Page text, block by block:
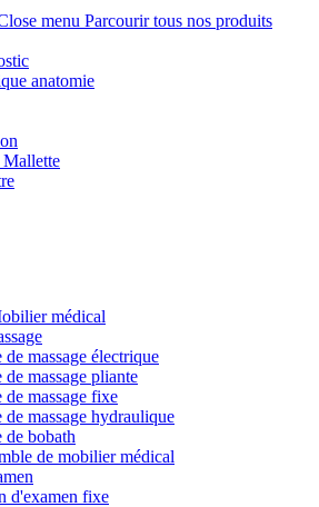
Parcourir tous nos produits
anatomie
Mallette
médical
de massage électrique
de massage pliante
de massage fixe
de massage hydraulique
de bobath
de mobilier médical
d'examen fixe